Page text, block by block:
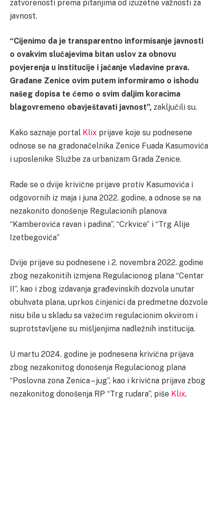
zatvorenosti prema pitanjima od izuzetne važnosti za
javnost.
“Cijenimo da je transparentno informisanje javnosti
o ovakvim slučajevima bitan uslov za obnovu
povjerenja u institucije i jačanje vladavine prava.
Građane Zenice ovim putem informiramo o ishodu
našeg dopisa te ćemo o svim daljim koracima
blagovremeno obavještavati javnost”, zaključili su.
Kako saznaje portal Klix prijave koje su podnesene
odnose se na gradonačelnika Zenice Fuada Kasumovića
i uposlenike Službe za urbanizam Grada Zenice.
Rade se o dvije krivične prijave protiv Kasumovića i
odgovornih iz maja i juna 2022. godine, a odnose se na
nezakonito donošenje Regulacionih planova
“Kamberovića ravan i padina”, “Crkvice” i “Trg Alije
Izetbegovića”
Dvije prijave su podnesene i 2. novembra 2022. godine
zbog nezakonitih izmjena Regulacionog plana “Centar
II”, kao i zbog izdavanja građevinskih dozvola unutar
obuhvata plana, uprkos činjenici da predmetne dozvole
nisu bile u skladu sa važećim regulacionim okvirom i
suprotstavljene su mišljenjima nadležnih institucija.
U martu 2024. godine je podnesena krivična prijava
zbog nezakonitog donošenja Regulacionog plana
“Poslovna zona Zenica – jug”, kao i krivična prijava zbog
nezakonitog donošenja RP “Trg rudara”, piše Klix.